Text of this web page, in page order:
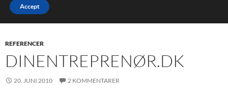
Tag-arkiv: Referencer
REFERENCER
DINENTREPRENØR.DK
20. JUNI 2010 2 KOMMENTARER
Accept